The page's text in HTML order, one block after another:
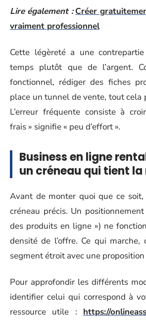
Lire également : Créer
vraiment professionnel
Cette légèreté a une
temps plutôt que de l’argent.
fonctionnel, rédiger des fiches
place un tunnel de vente, tout cela
L’erreur fréquente consiste à
frais » signifie « peu d’effort ».
Business en ligne
un créneau qui tient
Avant de monter quoi que ce soit,
créneau précis. Un
des produits en ligne ») ne
densité de l’offre. Ce qui marche,
segment étroit avec une proposition
Pour approfondir les différents
identifier celui qui correspond à
ressource utile : https://